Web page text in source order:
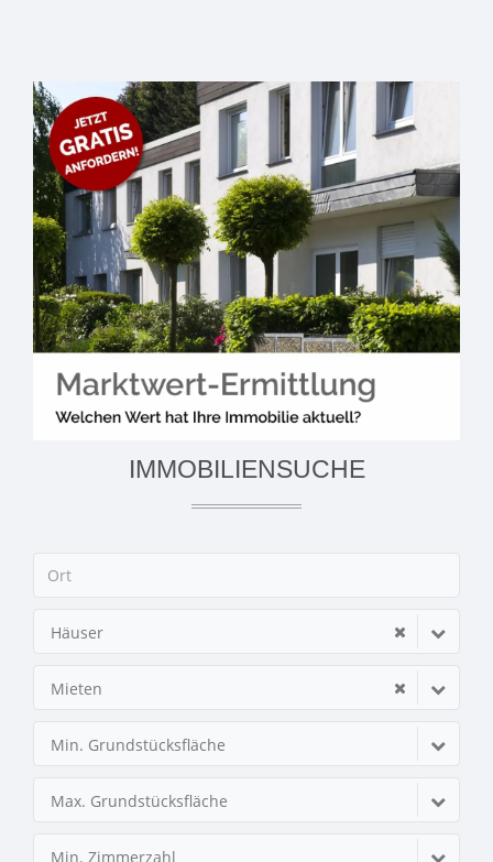
IMMOBILIENSUCHE
Häuser
Mieten
Min. Grundstücksfläche
Max. Grundstücksfläche
Min. Zimmerzahl